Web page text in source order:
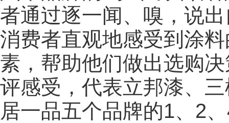
者通过逐一闻、嗅，说
消费者直观地感受到涂
素，帮助他们做出选购
评感受，代表立邦漆、
居一品五个品牌的1、2